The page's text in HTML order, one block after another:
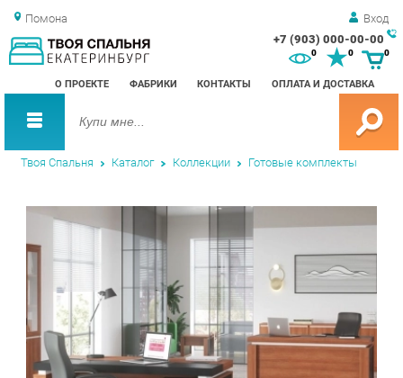
Помона Вход
+7 (903) 000-00-00
О ПРОЕКТЕ ФАБРИКИ КОНТАКТЫ ОПЛАТА И ДОСТАВКА
0 0
Твоя Спальня Каталог Коллекции Готовые комплекты